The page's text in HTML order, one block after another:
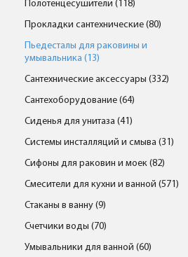
Полотенцесушители (118)
Прокладки сантехнические (80)
Пьедесталы для раковины и
умывальника (13)
Сантехнические аксессуары (332)
Сантехоборудование (64)
Сиденья для унитаза (41)
Системы инсталляций и смыва (31)
Сифоны для раковин и моек (82)
Смесители для кухни и ванной (571)
Стаканы в ванну (9)
Счетчики воды (70)
Умывальники для ванной (60)